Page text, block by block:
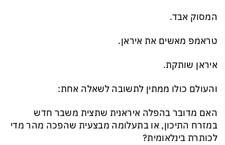
המסוק אבד.
טראמפ מאשים את איראן.
איראן שותקת.
והעולם כולו ממתין לתשובה לשאלה אחת:
האם מדובר בהפלה איראנית שתצית משבר חדש
במזרח התיכון, או בתעלומה מבצעית שהפכה מהר מדי
לכותרת בינלאומית?